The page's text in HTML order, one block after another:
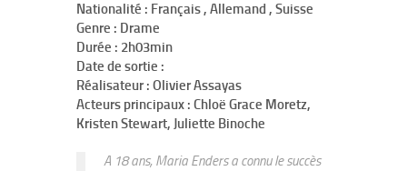
Nationalité : Français , Allemand , Suisse
Genre : Drame
Durée : 2h03min
Date de sortie :
Réalisateur : Olivier Assayas
Acteurs principaux : Chloë Grace Moretz,
Kristen Stewart, Juliette Binoche
A 18 ans, Maria Enders a connu le succès